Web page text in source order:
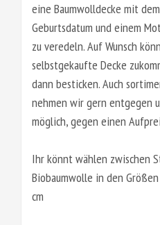
eine Baumwolldecke mit
Geburtsdatum und einem
zu veredeln. Auf Wunsch
selbstgekaufte Decke
dann besticken. Auch
nehmen wir gern entgegen
möglich, gegen einen
Ihr könnt wählen zwischen
Biobaumwolle in den
cm